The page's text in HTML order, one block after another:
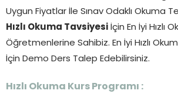
Uygun Fiyatlar İle Sınav Odaklı Okuma
Hızlı Okuma Tavsiyesi
İçin En İyi Hızlı
Öğretmenlerine Sahibiz. En İyi Hızlı
İçin Demo Ders Talep Edebilirsiniz.
Hızlı Okuma Kurs Programı :